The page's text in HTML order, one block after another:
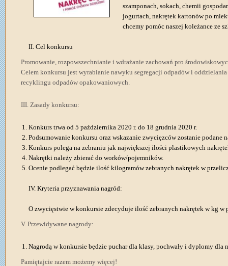
szamponach, sokach, chemii
jogurtach, nakrętek kartonów po
chcemy pomóc naszej koleżance ze
II. Cel konkursu
Promowanie, rozpowszechnianie i wdrażanie zachowań pro
Celem konkursu jest wyrabianie nawyku segregacji odpadów i
recyklingu odpadów opakowaniowych.
III. Zasady konkursu:
Konkurs trwa od 5 października 2020 r. do 18 grudnia 2020 r.
Podsumowanie konkursu oraz wskazanie zwycięzców zostanie podane
Konkurs polega na zebraniu jak największej ilości plastikowych
Nakrętki należy zbierać do worków/pojemników.
Ocenie podlegać będzie ilość kilogramów zebranych nakrętek w
IV. Kryteria przyznawania nagród:
O zwycięstwie w konkursie zdecyduje ilość zebranych nakrętek w kg w
V. Przewidywane nagrody:
Nagrodą w konkursie będzie puchar dla klasy, pochwały i dyplomy dla
Pamiętajcie razem możemy więcej!